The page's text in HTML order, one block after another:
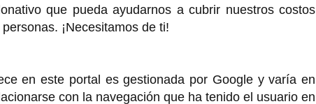
que pueda ayudarnos a cubrir nuestros costos
¡Necesitamos de ti!
en este portal es gestionada por Google y varía en
con la navegación que ha tenido el usuario en